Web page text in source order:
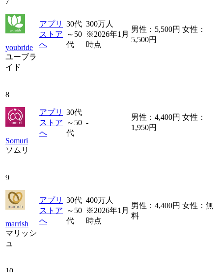
youbride
ユーブラ
イド
アプリ
ストア
へ
30代
～50
代
300万人
※2026年1月
時点
男性：5,500円 女性：
5,500円
8
Somuri
ソムリ
アプリ
ストア
へ
30代
～50
代
-
男性：4,400円 女性：
1,950円
9
marrish
マリッシ
ュ
アプリ
ストア
へ
30代
～50
代
400万人
※2026年1月
時点
男性：4,400円 女性：無
料